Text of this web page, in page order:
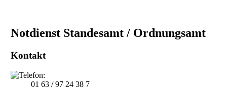
Notdienst Standesamt / Ordnungsamt
Kontakt
01 63 / 97 24 38 7